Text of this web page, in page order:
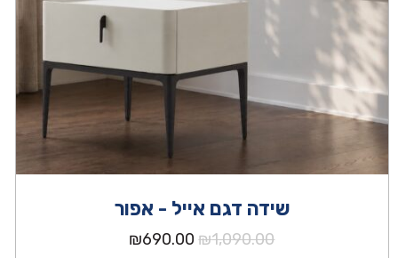
שידה דגם אייל - אפור
₪1,090.00
המחיר
₪690.00
המחיר